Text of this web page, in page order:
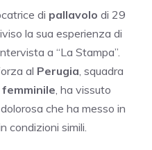
di pallavolo di 29
la sua esperienza di
a “La Stampa”.
al Perugia , squadra
, ha vissuto
che ha messo in
condizioni simili.